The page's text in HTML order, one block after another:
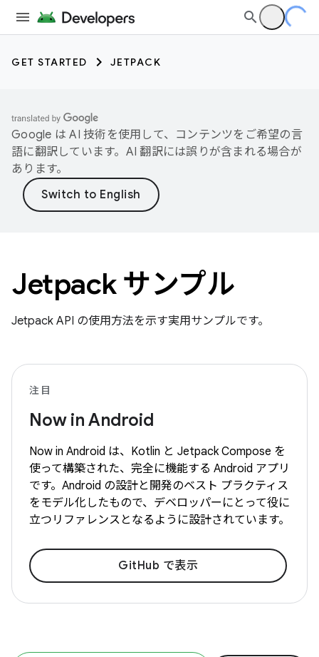
GET STARTED JETPACK
Google は AI 技術を使用して、コンテンツをご希望の言
語に翻訳しています。AI 翻訳には誤りが含まれる場合が
あります。
Jetpack サンプル
Jetpack API の使用方法を示す実用サンプルです。
注目
Now in Android
Now in Android は、Kotlin と Jetpack Compose を
使って構築された、完全に機能する Android アプリ
です。Android の設計と開発のベスト プラクティス
をモデル化したもので、デベロッパーにとって役に
立つリファレンスとなるように設計されています。
GitHub で表示